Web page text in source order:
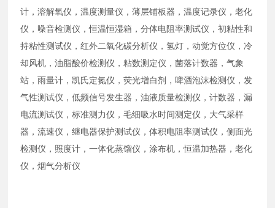
计，溶解氧仪，温度测量仪，薄层铺板器，温度记录仪，老化
仪，噪音检测仪，恒温恒湿箱，分体电阻率测试仪，初粘性和
持粘性测试仪，红外二氧化碳分析仪，氢灯，动觉方位仪，冷
却风机，油脂酸价检测仪，粘数测定仪，菌落计数器，气象
站，雨量计，凯氏定氮仪，荧光增白剂，啤酒泡沫检测仪，发
气性测试仪，低频信号发生器，油液质量检测仪，计数器，漏
电流测试仪，标准测力仪，毛细吸水时间测定仪，大气采样
器，流速仪，继电器保护测试仪，体积电阻率测试仪，侧面光
检测仪，照度计，一体化蒸馏仪，涂布机，恒温加热器，老化
仪，烟气分析仪